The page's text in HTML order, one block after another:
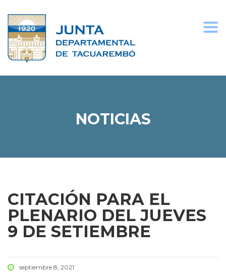
NOTICIAS
CITACIÓN PARA EL
PLENARIO DEL JUEVES
9 DE SETIEMBRE
septiembre 8, 2021